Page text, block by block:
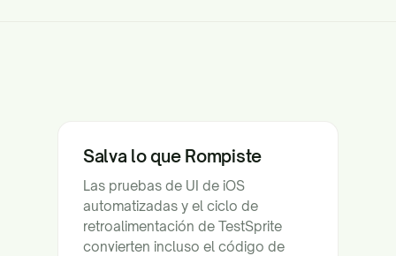
Salva lo que Rompiste
Las pruebas de UI de iOS
automatizadas y el ciclo de
retroalimentación de TestSprite
convierten incluso el código de